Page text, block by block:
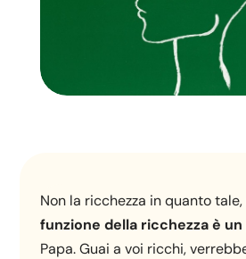
Non la ricchezza in quanto tale,
funzione della ricchezza è
Papa. Guai a voi ricchi,